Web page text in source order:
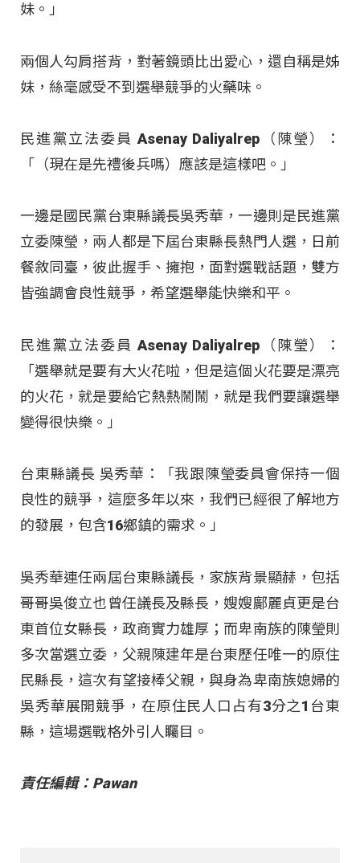
妹。」
兩個人勾肩搭背，對著鏡頭比出愛心，還自稱是姊
妹，絲毫感受不到選舉競爭的火藥味。
民進黨立法委員 Asenay Daliyalrep（陳瑩）：
「（現在是先禮後兵嗎）應該是這樣吧。」
一邊是國民黨台東縣議長吳秀華，一邊則是民進黨
立委陳瑩，兩人都是下屆台東縣長熱門人選，日前
餐敘同臺，彼此握手、擁抱，面對選戰話題，雙方
皆強調會良性競爭，希望選舉能快樂和平。
民進黨立法委員 Asenay Daliyalrep（陳瑩）：
「選舉就是要有大火花啦，但是這個火花要是漂亮
的火花，就是要給它熱熱鬧鬧，就是我們要讓選舉
變得很快樂。」
台東縣議長 吳秀華：「我跟陳瑩委員會保持一個
良性的競爭，這麼多年以來，我們已經很了解地方
的發展，包含16鄉鎮的需求。」
吳秀華連任兩屆台東縣議長，家族背景顯赫，包括
哥哥吳俊立也曾任議長及縣長，嫂嫂鄺麗貞更是台
東首位女縣長，政商實力雄厚；而卑南族的陳瑩則
多次當選立委，父親陳建年是台東歷任唯一的原住
民縣長，這次有望接棒父親，與身為卑南族媳婦的
吳秀華展開競爭，在原住民人口占有3分之1台東
縣，這場選戰格外引人矚目。
責任編輯：Pawan